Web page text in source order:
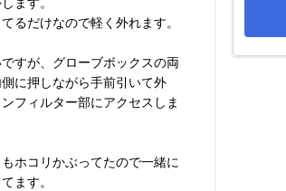
ます。
るだけなので軽く外れます。
すが、グローブボックスの両
に押しながら手前引いて外
フィルター部にアクセスしま
ホコリかぶってたので一緒に
ます。